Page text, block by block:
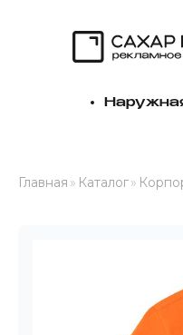
Главная » Каталог»